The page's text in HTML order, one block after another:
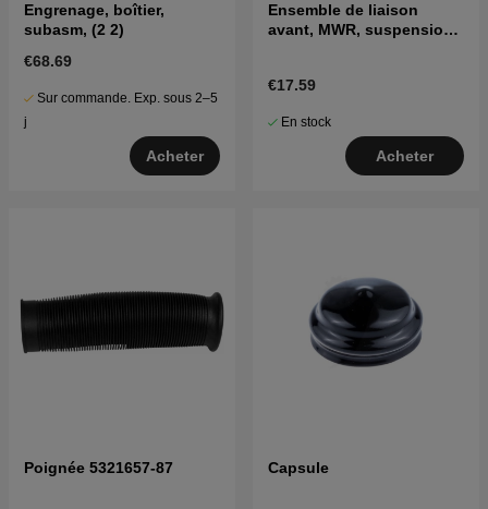
Engrenage, boîtier,
subasm, (2 2)
€68.69
Sur commande. Exp. sous 2–5
j
Acheter
Ensemble de liaison
avant, MWR, suspension
€17.59
En stock
Acheter
Poignée 5321657-87 Capsule